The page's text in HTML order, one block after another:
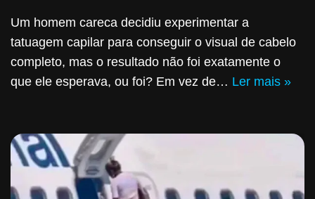
Um homem careca decidiu experimentar a
tatuagem capilar para conseguir o visual de cabelo
completo, mas o resultado não foi exatamente o
que ele esperava, ou foi? Em vez de… Ler mais »